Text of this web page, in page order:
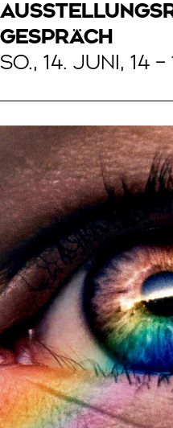
GESPRÄCH
SO., 14. JUNI, 14 –